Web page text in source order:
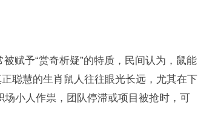
赋予“赏奇析疑”的特质，民间认为，鼠能
聪慧的生肖鼠人往往眼光长远，尤其在下
小人作祟，团队停滞或项目被抢时，可